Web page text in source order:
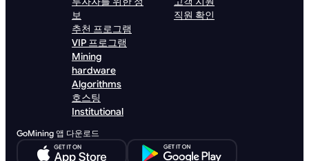
보
추천 프로그램
VIP 프로그램
Mining
hardware
Algorithms
호스팅
Institutional
직원 확인
GoMining 앱 다운로드